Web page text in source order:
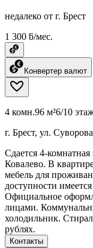
недалеко от г. Брест
1 300 ƃ/мес.
Конвертер валют
4 комн.96 м²6/10
г. Брест, ул.
Сдается 4-
Ковалево. В
мебель для
доступности
Официальное
лицами.
холодильник.
рублях.
Контакты